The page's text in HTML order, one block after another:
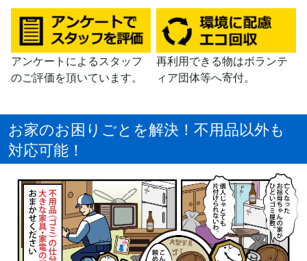
アンケートによるスタッフ
のご評価を頂いています。
再利用できる物はボランテ
ィア団体等へ寄付。
お家のお困りごとを解決！不用品以外も
対応可能！